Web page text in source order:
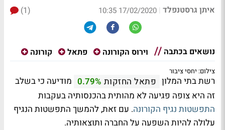
איתן גרסטנפלד |
17/02/2020 10:35
(1)
נושאים בכתבה וירוס הקורונה פתאל קורונה
צילום: יחסי ציבור
רשת בתי המלון פתאל החזקות 0.79% מודיעה כי בשלב
זה היא צופה פגיעה לא מהותית בהכנסותיה בעקבות
התפשטות נגיף הקורונה. עם זאת, להמשך התפשטות הנגיף
עלולה להיות השפעה על החברה ותוצאותיה.